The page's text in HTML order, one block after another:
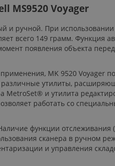
MS9520 Voyager
и ручной. При
всего 149 грамм. Функция
появления объекта
MK 9520 Voyager
утилиты,
MetroSet® и утилита
работать со
функции отслеживания
сканера в ручном
и управления